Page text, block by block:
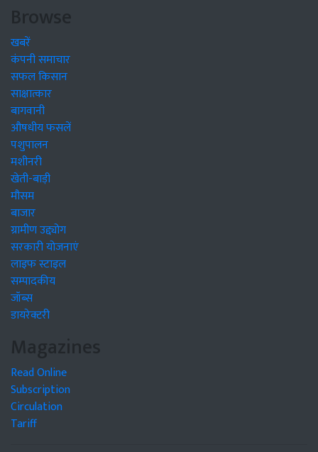
Browse
खबरें
कंपनी समाचार
सफल किसान
साक्षात्कार
बागवानी
औषधीय फसलें
पशुपालन
मशीनरी
खेती-बाड़ी
मौसम
बाजार
ग्रामीण उद्द्योग
सरकारी योजनाएं
लाइफ स्टाइल
सम्पादकीय
जॉब्स
डायरेक्टरी
Magazines
Read Online
Subscription
Circulation
Tariff